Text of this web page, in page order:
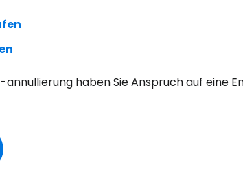
haben Sie Anspruch auf eine
Weiter mit Facebook